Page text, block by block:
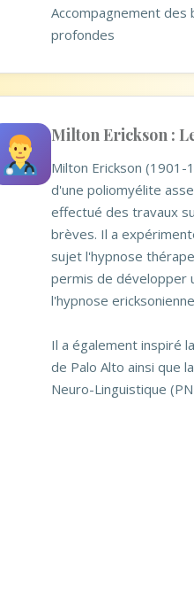
Accompagnement des
profondes
Milton Erickson :
Milton Erickson
d'une poliomyélite
effectué des travaux
brèves. Il a
sujet l'hypnose
permis de développer
l'hypnose
Il a également inspiré
de Palo Alto ainsi que
Neuro-Linguistique